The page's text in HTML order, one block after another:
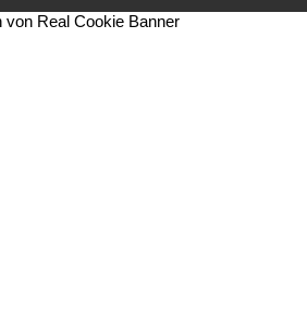
Real Cookie Banner